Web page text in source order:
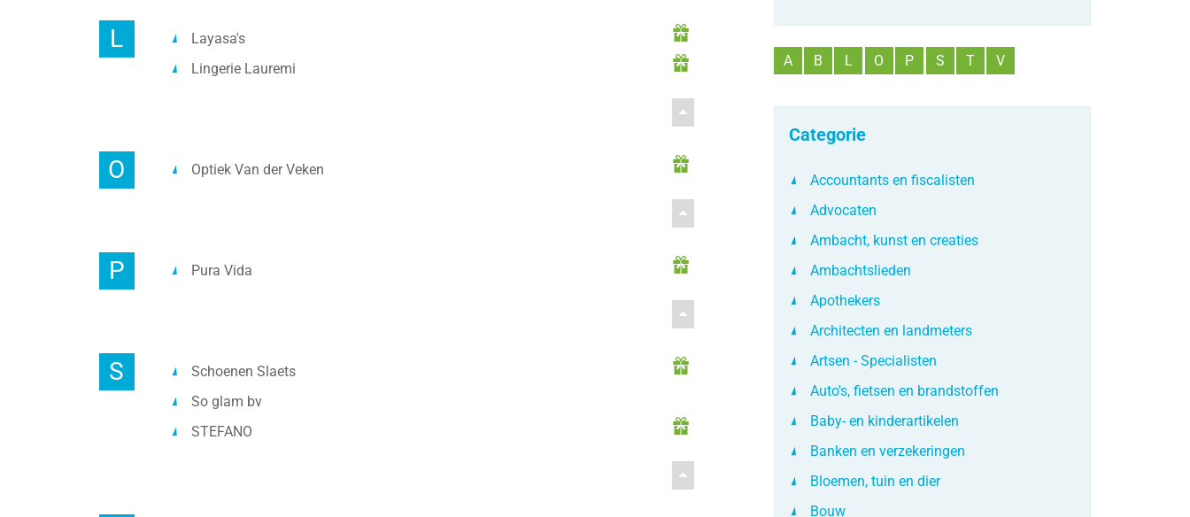
L
Layasa's
Lingerie Lauremi
O Optiek Van der Veken
P Pura Vida
S
Schoenen Slaets
So glam bv
STEFANO
Zoek
A B L O P S T V
Categorie
Accountants en fiscalisten
Advocaten
Ambacht, kunst en creaties
Ambachtslieden
Apothekers
Architecten en landmeters
Artsen - Specialisten
Auto's, fietsen en brandstoffen
Baby- en kinderartikelen
Banken en verzekeringen
Bloemen, tuin en dier
Bouw